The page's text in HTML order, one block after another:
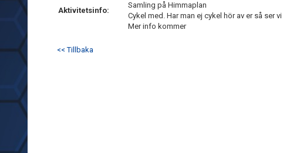
Aktivitetsinfo:
Samling på Himmaplan
Cykel med. Har man ej cykel hör av er så ser
Mer info kommer
<< Tillbaka